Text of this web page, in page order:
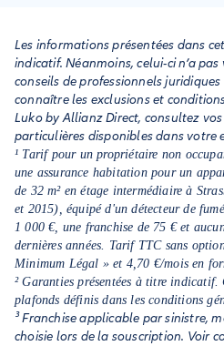
peut aussi s’assurer pour le
le montant sur le loyer.
Les informations présentées dans
indicatif. Néanmoins, celui-ci n’a
conseils de professionnels
connaître les exclusions et
Luko by Allianz Direct, consultez
particulières disponibles dans votre
¹ Tarif pour un propriétaire non
une assurance habitation pour un
de 32 m² en étage intermédiaire à
et 2015), équipé d'un détecteur de
1 000 €, une franchise de 75 € et
dernières années. Tarif TTC sans
Minimum Légal » et 4,70 €/mois en
² Garanties présentées à titre
plafonds définis dans les conditions
³ Franchise applicable par sinistre,
choisie lors de la souscription. Voir